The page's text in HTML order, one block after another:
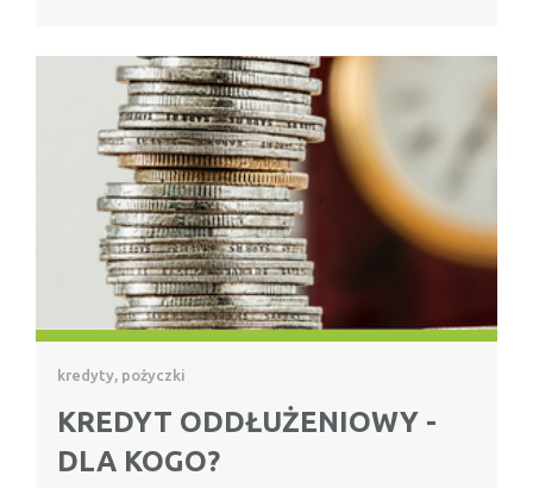
kredyty, pożyczki
KREDYT ODDŁUŻENIOWY -
DLA KOGO?